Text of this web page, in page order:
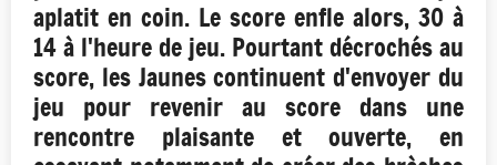
aplatit en coin. Le score enfle alors, 30 à
14 à l'heure de jeu. Pourtant décrochés au
score, les Jaunes continuent d'envoyer du
jeu pour revenir au score dans une
rencontre plaisante et ouverte, en